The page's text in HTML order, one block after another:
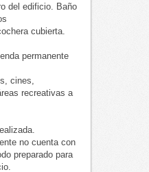
del edificio. Baño
cubierta.
permanente
cines,
recreativas a
no cuenta con
preparado para